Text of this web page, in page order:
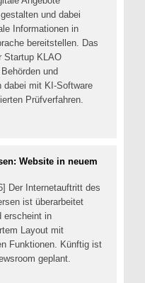
und dabei
Informationen in
bereitstellen. Das
Startup KLAO
und
dabei mit KI-Software
Prüfverfahren.
Website in neuem
Der Internetauftritt des
ist überarbeitet
erscheint in
Layout mit
Funktionen. Künftig ist
geplant.